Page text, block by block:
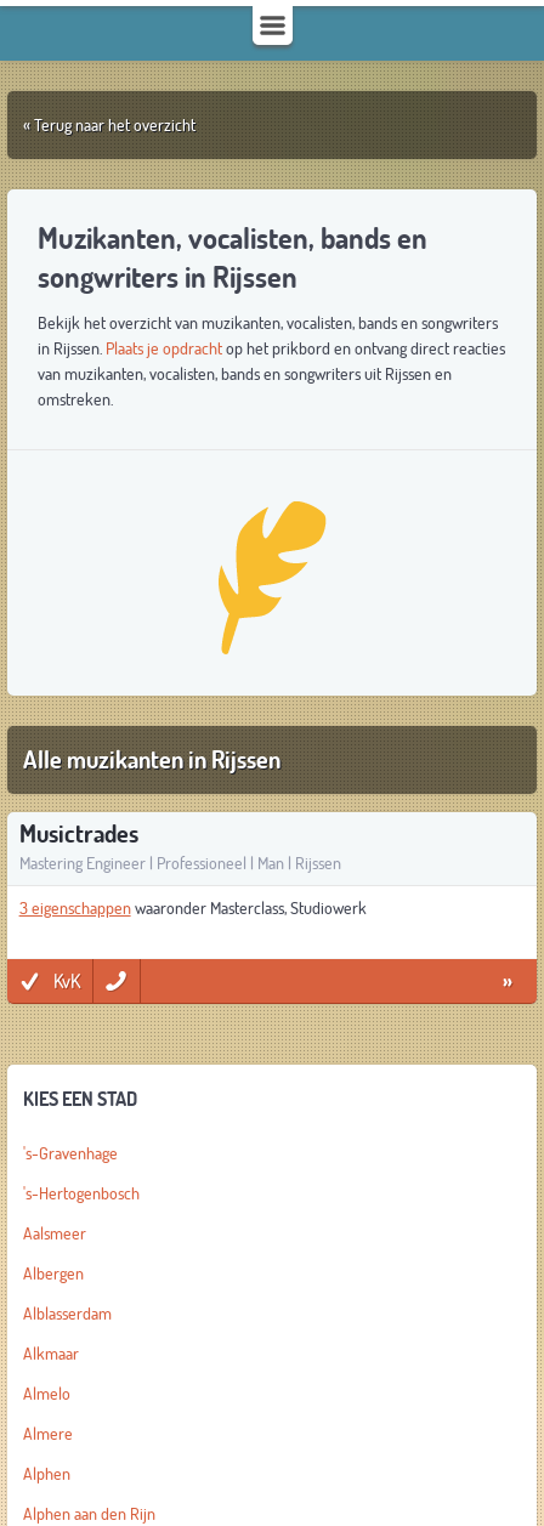
« Terug naar het overzicht
Muzikanten, vocalisten, bands en
songwriters in Rijssen
Bekijk het overzicht van muzikanten, vocalisten, bands en songwriters
in Rijssen. Plaats je opdrachtop het prikbord en ontvang direct reacties
van muzikanten, vocalisten, bands en songwriters uit Rijssen en
omstreken.
Alle muzikanten in Rijssen
Musictrades
Mastering Engineer | Professioneel | Man | Rijssen
3 eigenschappenwaaronder Masterclass, Studiowerk
KvK »
KIES EEN STAD
's-Gravenhage
's-Hertogenbosch
Aalsmeer
Albergen
Alblasserdam
Alkmaar
Almelo
Almere
Alphen
Alphen aan den Rijn